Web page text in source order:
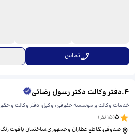
تماس
4
.دفتر وکالت دکتر رسول رضائی
خدمات وکالت و موسسه حقوقی، وکیل، دفتر وکالت و
5
(
15 نفر)
صدوقی,تقاطع عطاران و جمهوری,ساختمان یاقوت زنگ 8طبقه5 دفتر وکالت دکتررضائی